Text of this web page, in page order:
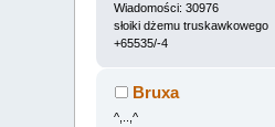
Wiadomości: 30976
słoiki dżemu truskawkowego
+65535/-4
Bruxa
^,..,^